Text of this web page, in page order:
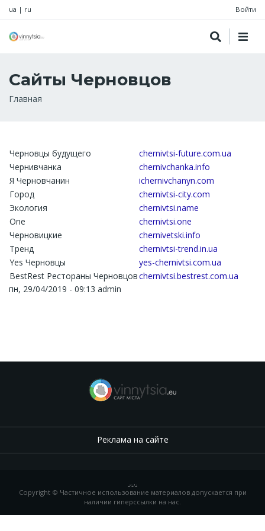
ua | ru Войти
Сайты Черновцов
Строка
Главная
Черновцы будущего
chernivtsi-future.com.ua
Чернивчанка
chernivchanka.info
Я Черновчанин
ichernivchanyn.com
Город
chernivtsi-city.com
Экология
chernivtsi.name
One
chernivtsi.one
Черновицкие
chernivetski.info
Тренд
chernivtsi-trend.in.ua
Yes Черновцы
yes-chernivtsi.com.ua
BestRest Рестораны Черновцовchernivtsi.bestrest.com.ua
пн, 29/04/2019 - 09:13 admin
Реклама на сайте
.,.,.
Copyright © Частичное использование материалов допускается при
наличии гиперссылки на нас.